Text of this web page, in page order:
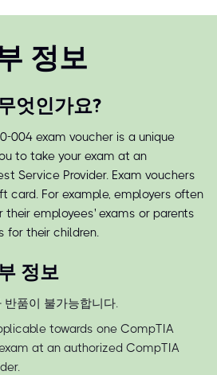
정보
엇인가요?
004 exam voucher is a unique
to take your exam at an
Service Provider. Exam vouchers
card. For example, employers often
employees' exams or parents
for their children.
정보
반품이 불가능합니다.
towards one CompTIA
at an authorized CompTIA